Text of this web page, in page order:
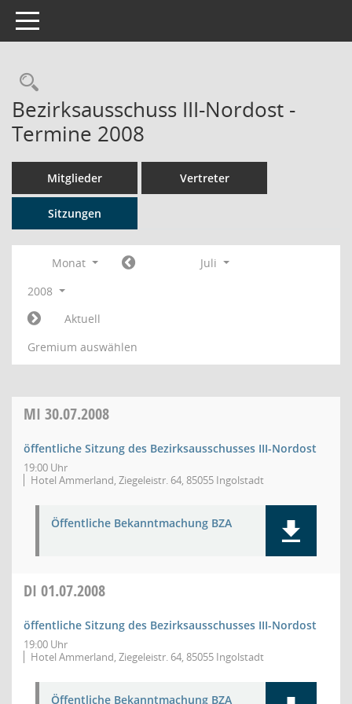
Toggle navigation
Rechercheauswahl
Bezirksausschuss III-Nordost -
Termine 2008
Mitglieder Vertreter
Sitzungen
Monat
Juli
2008
Aktuell
Gremium auswählen
MI 30.07.2008
öffentliche Sitzung des Bezirksausschusses III-Nordost
19:00 Uhr
Hotel Ammerland, Ziegeleistr. 64, 85055 Ingolstadt
Öffentliche Bekanntmachung BZA
DI 01.07.2008
öffentliche Sitzung des Bezirksausschusses III-Nordost
19:00 Uhr
Hotel Ammerland, Ziegeleistr. 64, 85055 Ingolstadt
Öffentliche Bekanntmachung BZA